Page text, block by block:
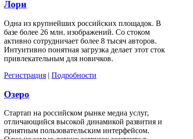
Лори
Одна из крупнейших российских площадок. В
базе более 26 млн. изображений. Со стоком
активно сотрудничает более 8 тысяч авторов.
Интуитивно понятная загрузка делает этот сток
привлекательным для новичков.
Регистрация | Подробности
Озеро
Стартап на российском рынке медиа услуг,
отличающийся высокой динамикой развития и
приятным пользовательским интерфейсом.